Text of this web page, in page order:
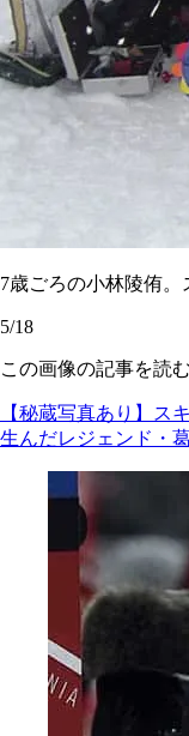
7歳ごろの小林陵侑
5/18
この画像の記事を読む
【秘蔵写真あり】ス
生んだレジェンド・